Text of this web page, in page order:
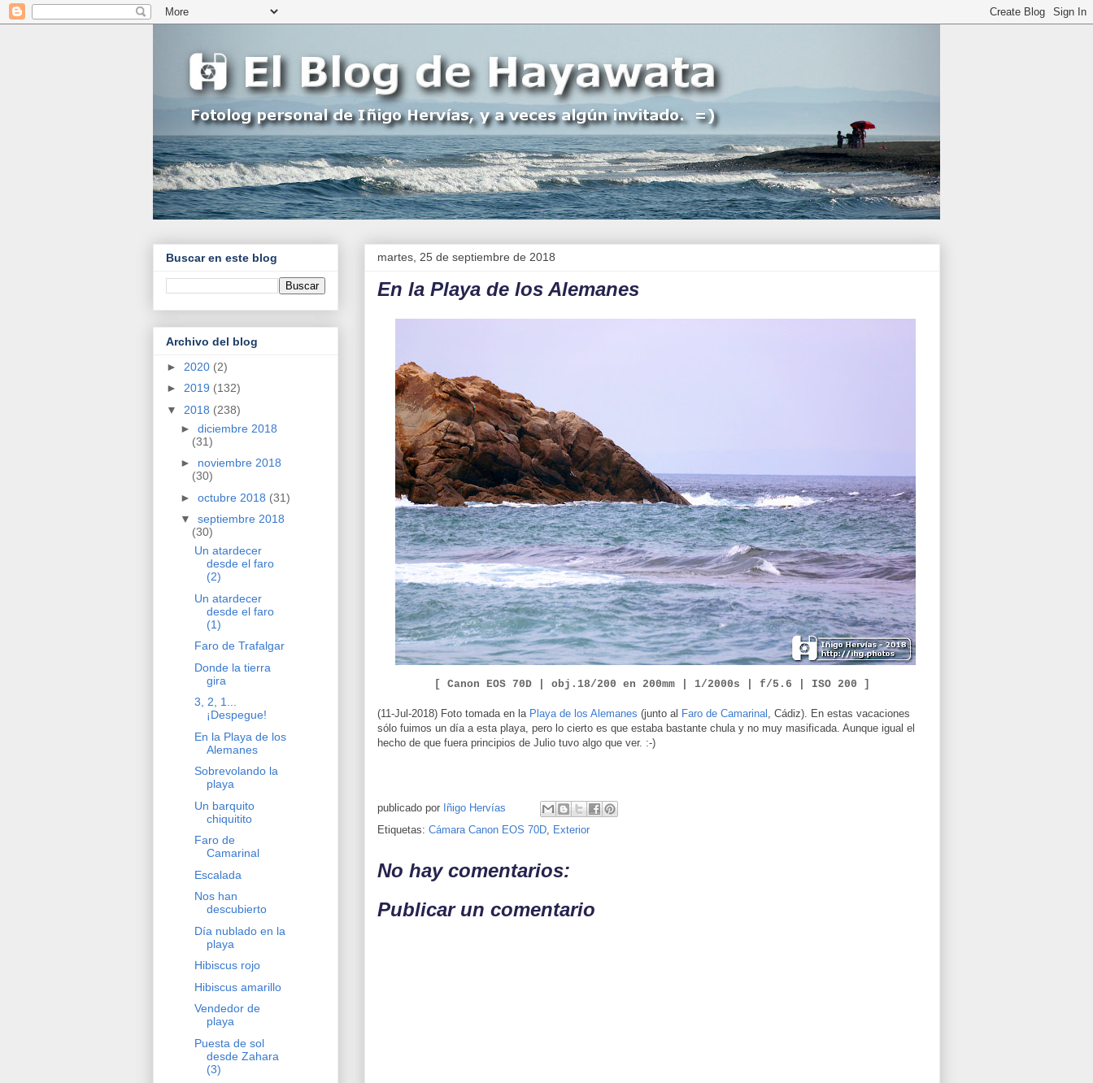
martes, 25 de septiembre de 2018
En la Playa de los Alemanes
[ Canon EOS 70D | obj. 18/200 en 200mm | 1/2000s | f/5.6 ISO 200 ]
(11-Jul-2018) Foto tomada en la Playa de los Alemanes (junto al Faro de Camarinal , Cádiz). En estas vacaciones
sólo fuimos un día a esta playa, pero lo cierto es que estaba bastante chula y no muy masificada. Aunque igual el
hecho de que fuera principios de Julio tuvo algo que ver. :-)
publicado por Iñigo Hervías
Etiquetas: Cámara Canon EOS 70D, Exterior
No hay comentarios:
Publicar un comentario
Buscar en este blog
Archivo del blog
► 2020 (2)
► 2019 (132)
▼ 2018 (238)
► diciembre 2018
(31)
► noviembre 2018
(30)
► octubre 2018 (31)
▼ septiembre 2018
(30)
Un atardecer
desde el faro
(2)
Un atardecer
desde el faro
(1)
Faro de Trafalgar
Donde la tierra
gira
3, 2, 1...
¡Despegue!
En la Playa de los
Alemanes
Sobrevolando la
playa
Un barquito
chiquitito
Faro de
Camarinal
Escalada
Nos han
descubierto
Día nublado en la
playa
Hibiscus rojo
Hibiscus amarillo
Vendedor de
playa
Puesta de sol
desde Zahara
(3)